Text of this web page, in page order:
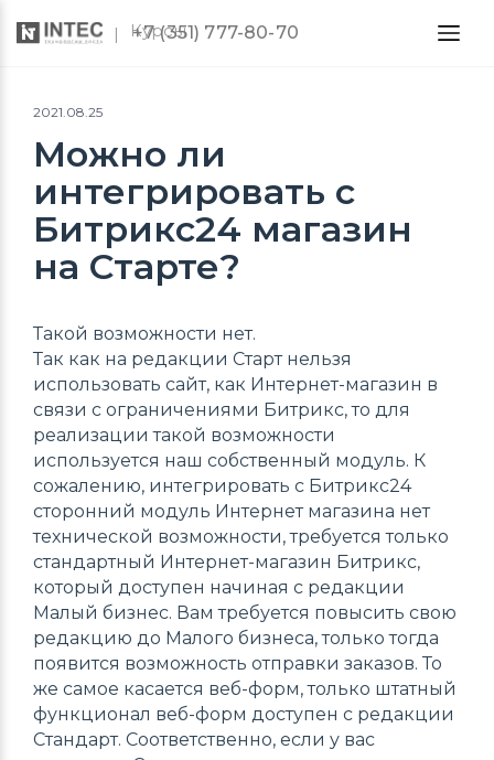
Курсы
+7 (351) 777-80-70
2021.08.25
Можно ли
интегрировать с
Битрикс24 магазин
на Старте?
Такой возможности нет.
Так как на редакции Старт нельзя
использовать сайт, как Интернет-магазин в
связи с ограничениями Битрикс, то для
реализации такой возможности
используется наш собственный модуль. К
сожалению, интегрировать с Битрикс24
сторонний модуль Интернет магазина нет
технической возможности, требуется только
стандартный Интернет-магазин Битрикс,
который доступен начиная с редакции
Малый бизнес. Вам требуется повысить свою
редакцию до Малого бизнеса, только тогда
появится возможность отправки заказов. То
же самое касается веб-форм, только штатный
функционал веб-форм доступен с редакции
Стандарт. Соответственно, если у вас